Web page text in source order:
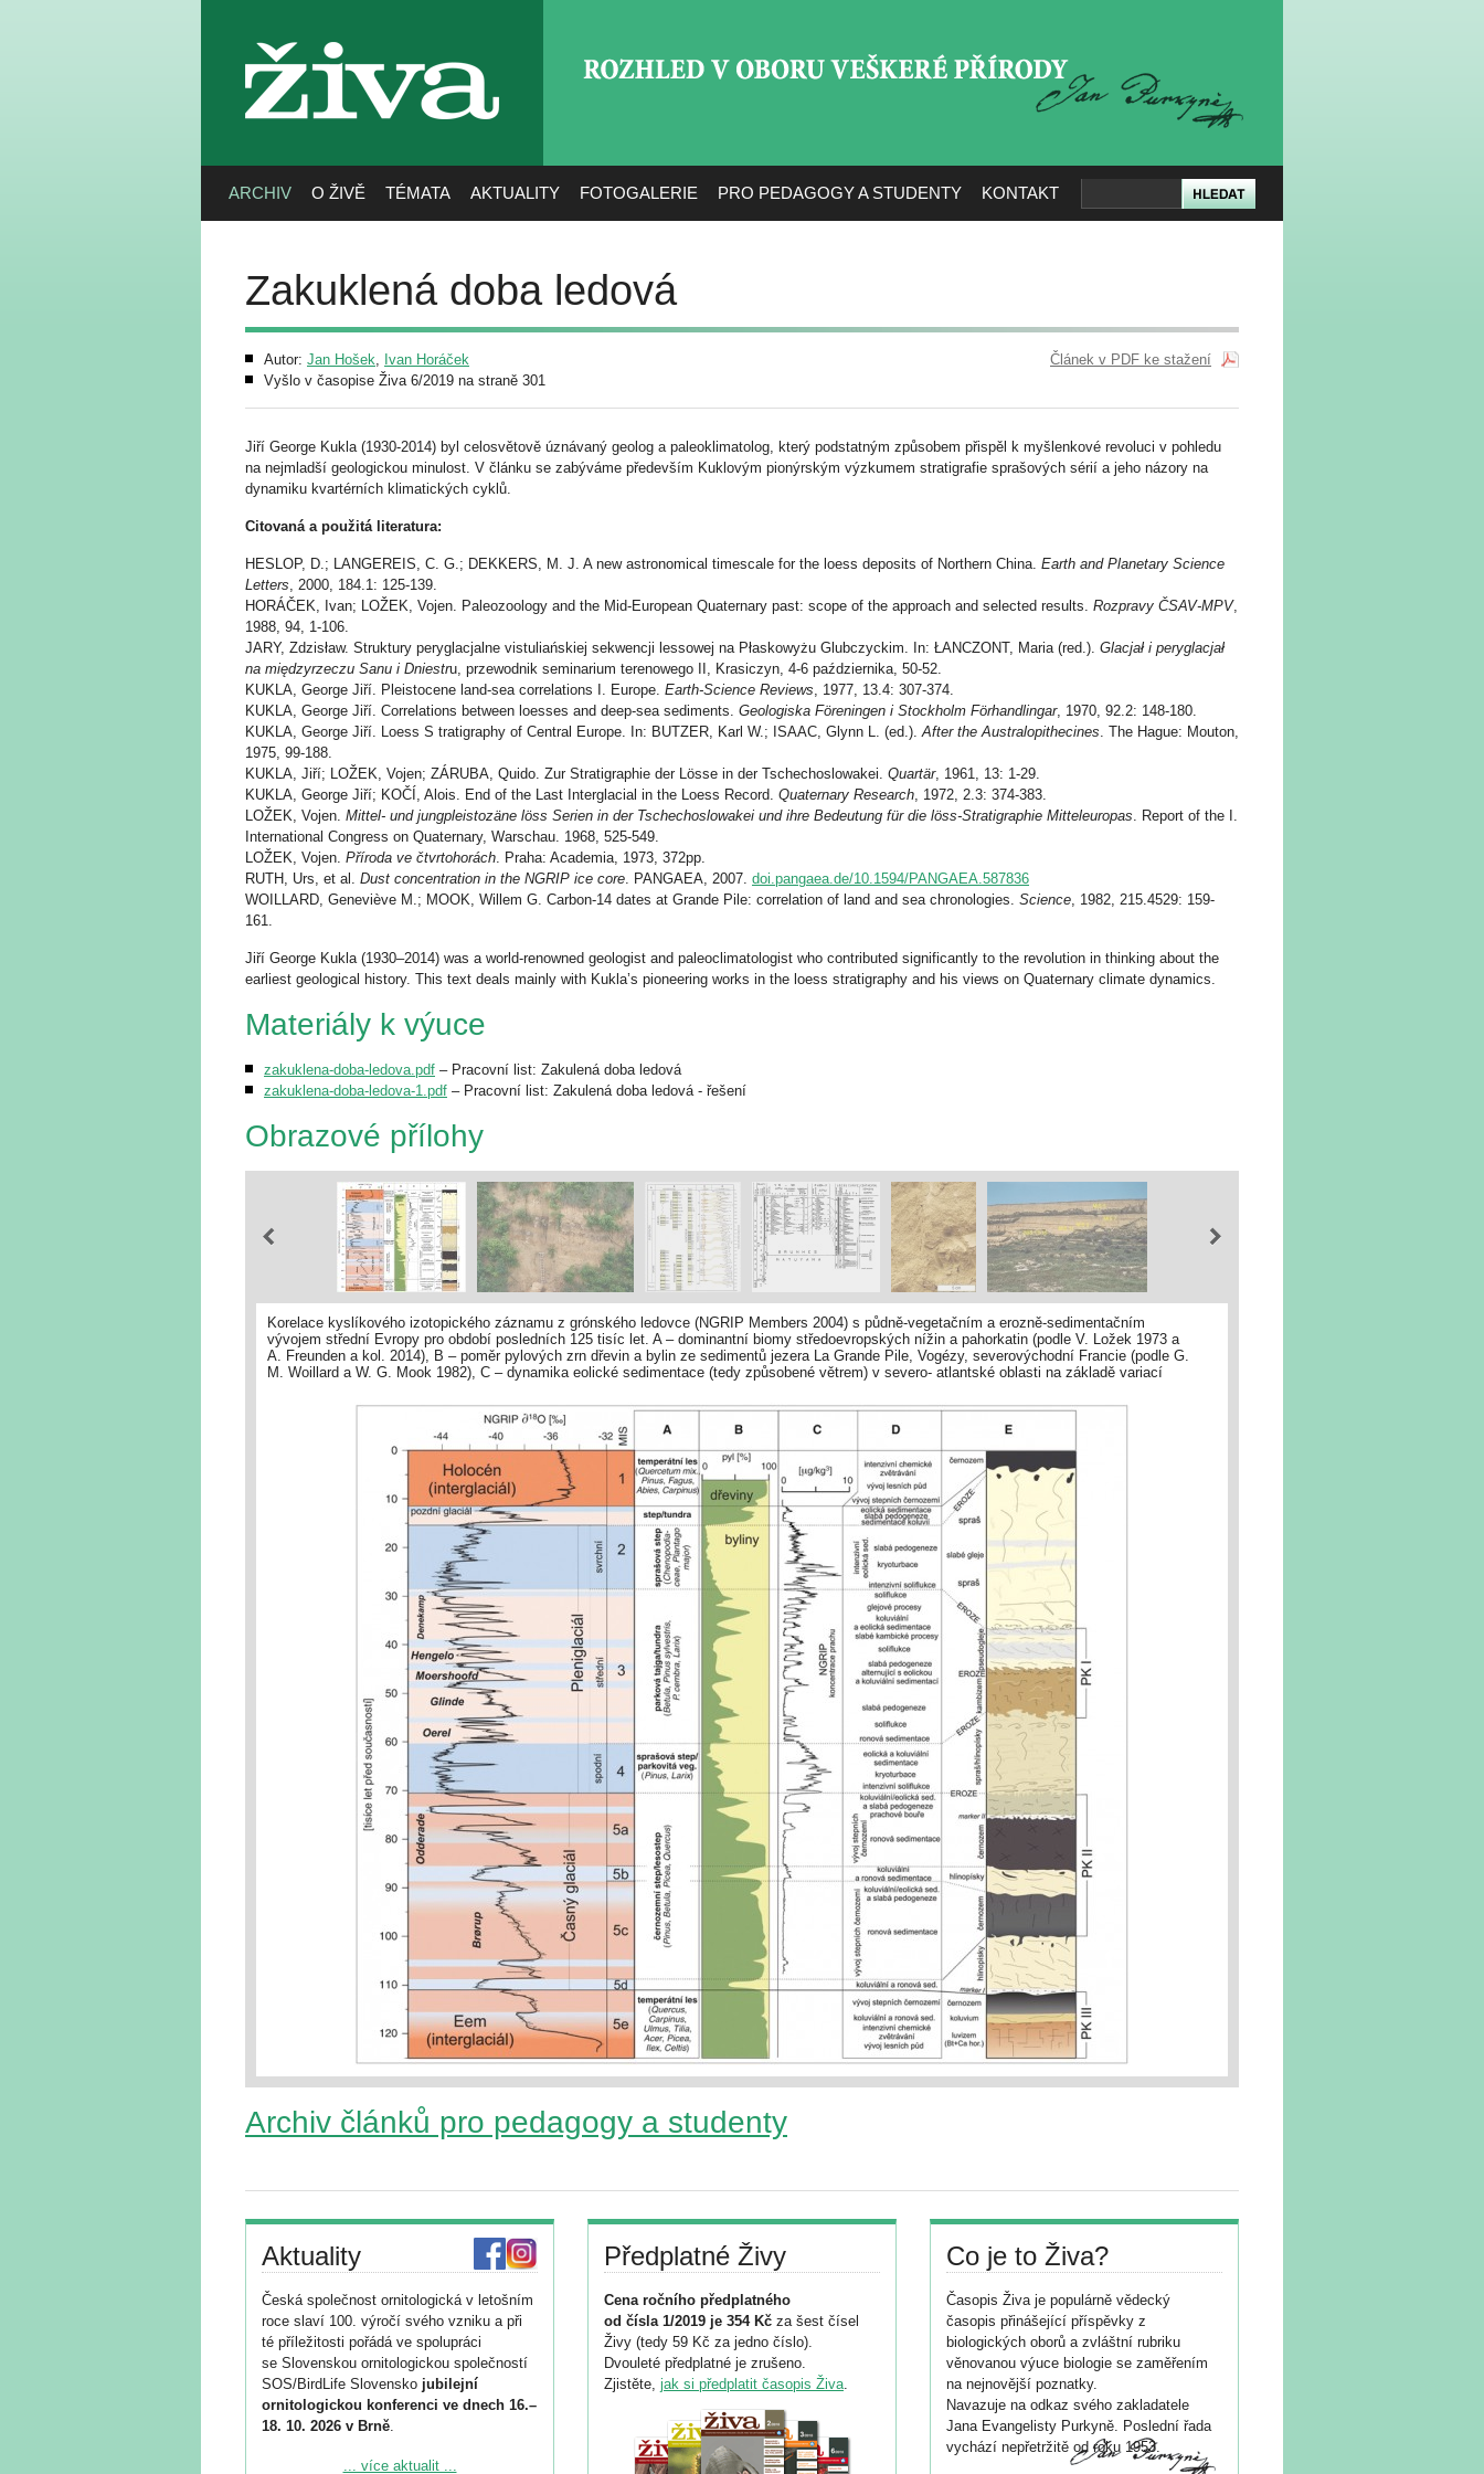
živa
ARCHIV O ŽIVĚ TÉMATA AKTUALITY FOTOGALERIE PRO PEDAGOGY A STUDENTY KONTAKT
Zakuklená doba ledová
Autor: Jan Hošek, Ivan Horáček
Vyšlo v časopise Živa 6/2019 na straně 301
Článek v PDF ke stažení
Jiří George Kukla (1930-2014) byl celosvětově úznávaný geolog a paleoklimatolog, který podstatným způsobem přispěl k myšlenkové revoluci v pohledu
na nejmladší geologickou minulost. V článku se zabýváme především Kuklovým pionýrským výzkumem stratigrafie sprašových sérií a jeho názory na
dynamiku kvartérních klimatických cyklů.
Citovaná a použitá literatura:
HESLOP, D.; LANGEREIS, C. G.; DEKKERS, M. J. A new astronomical timescale for the loess deposits of Northern China. Earth and Planetary Science
Letters, 2000, 184.1: 125-139.
HORÁČEK, Ivan; LOŽEK, Vojen. Paleozoology and the Mid-European Quaternary past: scope of the approach and selected results. Rozpravy ČSAV-MPV,
1988, 94, 1-106.
JARY, Zdzisław. Struktury peryglacjalne vistuliańskiej sekwencji lessowej na Płaskowyżu Glubczyckim. In: ŁANCZONT, Maria (red.). Glacjał i peryglacjał
na międzyrzeczu Sanu i Dniestru, przewodnik seminarium terenowego II, Krasiczyn, 4-6 października, 50-52.
KUKLA, George Jiří. Pleistocene land-sea correlations I. Europe. Earth-Science Reviews, 1977, 13.4: 307-374.
KUKLA, George Jiří. Correlations between loesses and deep-sea sediments. Geologiska Föreningen i Stockholm Förhandlingar, 1970, 92.2: 148-180.
KUKLA, George Jiří. Loess S tratigraphy of Central Europe. In: BUTZER, Karl W.; ISAAC, Glynn L. (ed.).After the Australopithecines. The Hague: Mouton,
1975, 99-188.
KUKLA, Jiří; LOŽEK, Vojen; ZÁRUBA, Quido. Zur Stratigraphie der Lösse in der Tschechoslowakei. Quartär, 1961, 13: 1-29.
KUKLA, George Jiří; KOČÍ, Alois. End of the Last Interglacial in the Loess Record. Quaternary Research, 1972, 2.3: 374-383.
LOŽEK, Vojen. Mittel- und jungpleistozäne löss Serien in der Tschechoslowakei und ihre Bedeutung für die löss-Stratigraphie Mitteleuropas. Report of the I.
International Congress on Quaternary, Warschau. 1968, 525-549.
LOŽEK, Vojen. Příroda ve čtvrtohorách. Praha: Academia, 1973, 372pp.
RUTH, Urs, et al. Dust concentration in the NGRIP ice core. PANGAEA, 2007. doi.pangaea.de/10.1594/PANGAEA.587836
WOILLARD, Geneviève M.; MOOK, Willem G. Carbon-14 dates at Grande Pile: correlation of land and sea chronologies. Science, 1982, 215.4529: 159-
161.
Jiří George Kukla (1930–2014) was a world-renowned geologist and paleoclimatologist who contributed significantly to the revolution in thinking about the
earliest geological history. This text deals mainly with Kukla’s pioneering works in the loess stratigraphy and his views on Quaternary climate dynamics.
Materiály k výuce
zakuklena-doba-ledova.pdf – Pracovní list: Zakulená doba ledová
zakuklena-doba-ledova-1.pdf – Pracovní list: Zakulená doba ledová - řešení
Obrazové přílohy
Korelace kyslíkového izotopického záznamu z grónského ledovce (NGRIP Members 2004) s půdně-vegetačním a erozně-sedimentačním
vývojem střední Evropy pro období posledních 125 tisíc let. A – dominantní biomy středoevropských nížin a pahorkatin (podle V. Ložek 1973 a
A. Freunden a kol. 2014), B – poměr pylových zrn dřevin a bylin ze sedimentů jezera La Grande Pile, Vogézy, severovýchodní Francie (podle G.
M. Woillard a W. G. Mook 1982), C – dynamika eolické sedimentace (tedy způsobené větrem) v severo- atlantské oblasti na základě variací
a pahorkatin, E – idealizovaný sprašový záznam suché sprašové oblasti střední Evropy
Archiv článků pro pedagogy a studenty
Aktuality
Česká společnost ornitologická v letošním
roce slaví 100. výročí svého vzniku a při
té příležitosti pořádá ve spolupráci
se Slovenskou ornitologickou společností
SOS/BirdLife Slovensko jubilejní
ornitologickou konferenci ve dnech 16.–
18. 10. 2026 v Brně.
Podrobnější informace ke konferenci
... více aktualit ...
Předplatné Živy
Cena ročního předplatného
od čísla 1/2019 je 354 Kč za šest čísel
Živy (tedy 59 Kč za jedno číslo).
Dvouleté předplatné je zrušeno.
Zjistěte, jak si předplatit časopis Živa.
Co je to Živa?
Časopis Živa je populárně vědecký
časopis přinášející příspěvky z
biologických oborů a zvláštní rubriku
věnovanou výuce biologie se zaměřením
na nejnovější poznatky.
Navazuje na odkaz svého zakladatele
Jana Evangelisty Purkyně. Poslední řada
vychází nepřetržitě od roku 1953.